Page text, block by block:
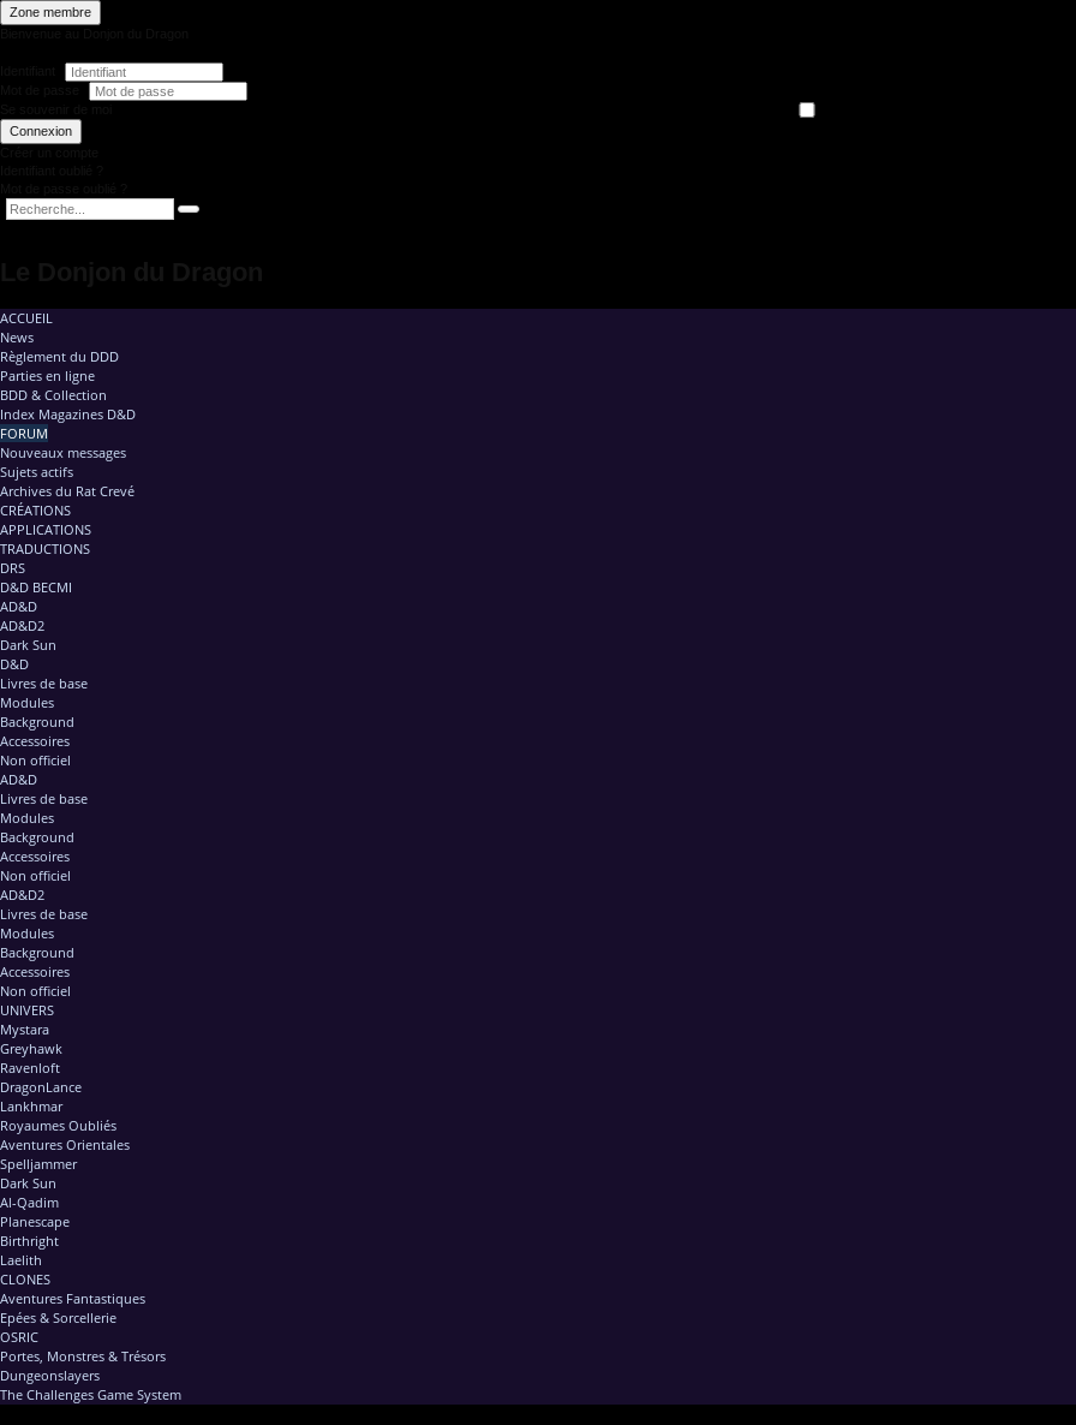
Zone membre
Connexion
ACCUEIL
News
Règlement du DDD
Parties en ligne
BDD & Collection
Index Magazines D&D
FORUM
Nouveaux messages
Sujets actifs
Archives du Rat Crevé
CRÉATIONS
APPLICATIONS
TRADUCTIONS
DRS
D&D BECMI
AD&D
AD&D2
Dark Sun
D&D
Livres de base
Modules
Background
Accessoires
Non officiel
AD&D
Livres de base
Modules
Background
Accessoires
Non officiel
AD&D2
Livres de base
Modules
Background
Accessoires
Non officiel
UNIVERS
Mystara
Greyhawk
Ravenloft
DragonLance
Lankhmar
Royaumes Oubliés
Aventures Orientales
Spelljammer
Dark Sun
Al-Qadim
Planescape
Birthright
Laelith
CLONES
Aventures Fantastiques
Epées & Sorcellerie
OSRIC
Portes, Monstres & Trésors
Dungeonslayers
The Challenges Game System